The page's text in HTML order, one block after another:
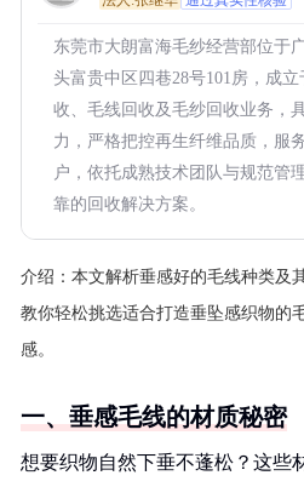
东莞市大朗富海毛纱经营部位于
头富贵中区四巷28号101房，成
收、毛线回收及毛纱回收业务，
力，严格把控再生纤维品质，服
户，依托成熟技术团队与规范管
靠的回收解决方案。
介绍： 本文解析垂感好的毛线种类及
教你轻松挑选适合打造垂坠感织物的
感。
一、垂感毛线的材质秘密
想要织物自然下垂不蓬松？这些